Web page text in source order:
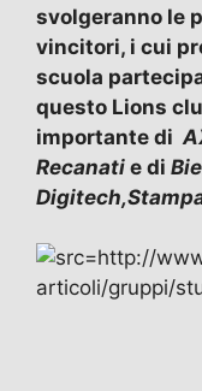
svolgeranno le
vincitori, i cui
scuola
questo Lions
importante di
Recanati e di